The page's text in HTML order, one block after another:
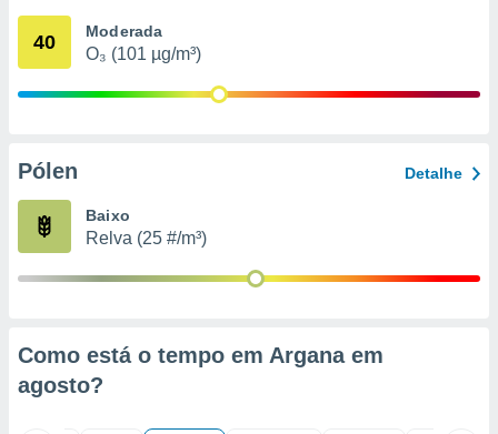
através
estudos
1199
40 Moderada
O₃ (101 µg/m³)
Pólen Detalhe
Baixo
Relva (25 #/m³)
Como está o tempo em Argana em
agosto?